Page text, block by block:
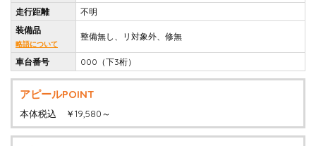
走行距離
不明
装備品
略語について
整備無し、リ対象外、修無
車台番号 000（下3桁）
アピールPOINT
本体税込 ￥19,580～